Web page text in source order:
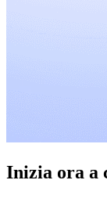
Inizia ora a